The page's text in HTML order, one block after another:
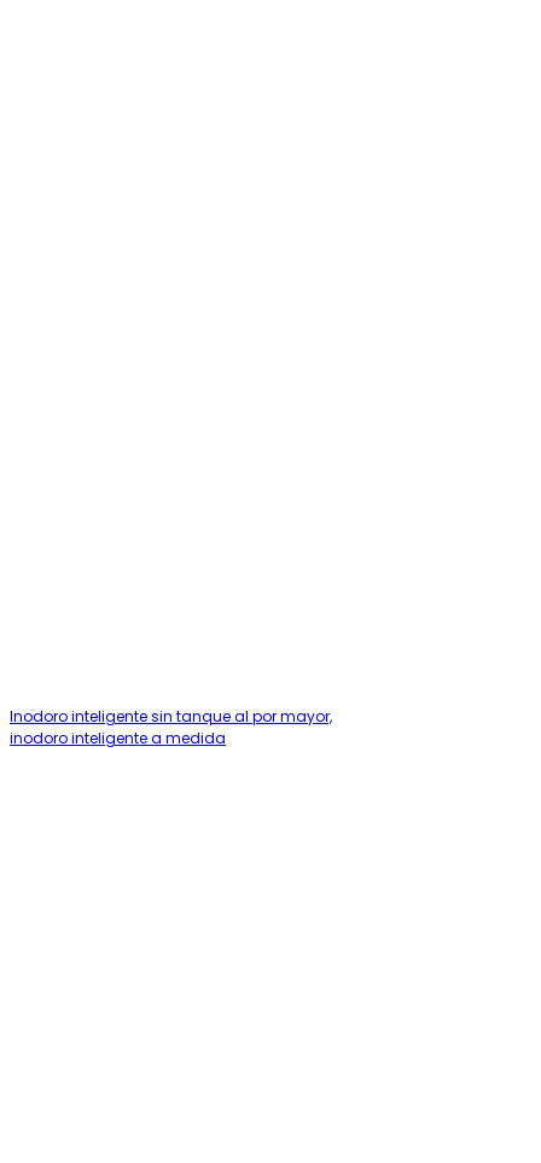
Inodoro inteligente sin tanque al por mayor,
inodoro inteligente a medida